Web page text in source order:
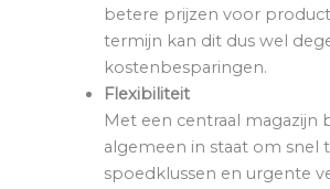
betere prijzen voor
termijn kan dit dus wel
kostenbesparingen.
Flexibiliteit
Met een centraal magazijn
algemeen in staat om snel
spoedklussen en urgente